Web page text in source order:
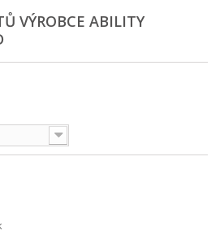
VÝROBCE ABILITY